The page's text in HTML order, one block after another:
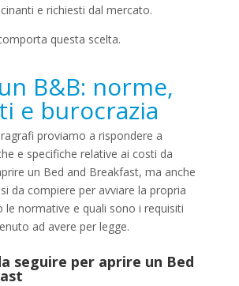
e richiesti dal mercato.
questa scelta.
B&B: norme,
e burocrazia
proviamo a rispondere a
e specifiche relative ai costi da
un Bed and Breakfast, ma anche
da compiere per avviare la propria
le normative e quali sono i requisiti
ad avere per legge.
seguire per aprire un Bed